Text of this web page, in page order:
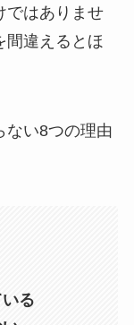
ではありませ
間違えるとほ
ない8つの理由
る